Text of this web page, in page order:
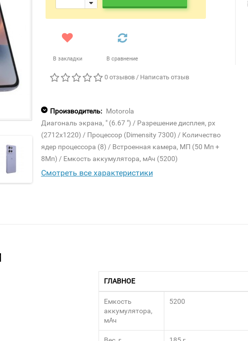
В закладки В сравнение
0 отзывов/ Написать отзыв
Производитель: Motorola
Диагональ экрана, " (6.67 ") / Разрешение дисплея, px
(2712x1220) / Процессор (Dimensity 7300) / Количество
ядер процессора (8) / Встроенная камера, МП (50 Мп +
8Мп) / Емкость аккумулятора, мАч (5200)
Смотреть все характеристики
ГЛАВНОЕ
Емкость
аккумулятора,
мАч
5200